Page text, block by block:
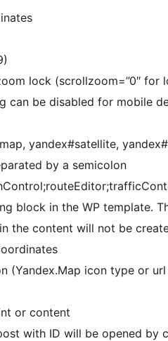
lock (scrollzoom=”0″ for
can be disabled for mobile
yandex#satellite,
by a semicolon
block in the WP template.
the content will not be
(Yandex.Map icon type or
or content
with ID will be opened by